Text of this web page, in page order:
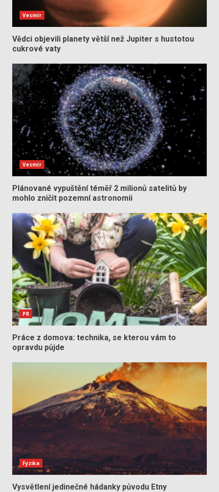
Vesmír
Vědci objevili planety větší než Jupiter s hustotou
cukrové vaty
Vesmír
Plánované vypuštění téměř 2 milionů satelitů by
mohlo zničit pozemní astronomii
PR
Práce z domova: technika, se kterou vám to
opravdu půjde
Fyzika
Vysvětlení jedinečné hádanky původu Etny